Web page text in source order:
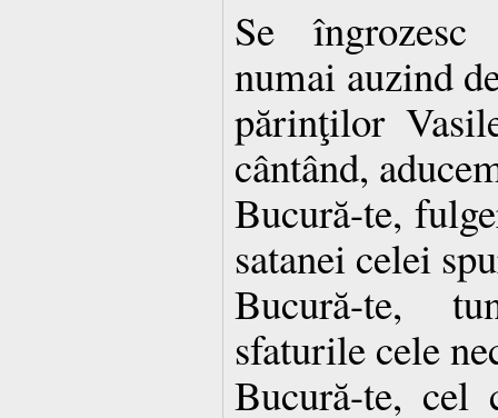
Se
numai auzind
părinţilor
cântând,
Bucură-te,
satanei celei
Bucură-te,
sfaturile cele
Bucură-te, cel